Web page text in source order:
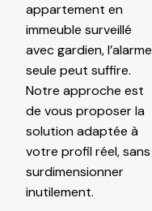
appartement en
immeuble surveillé
avec gardien, l’alarme
seule peut suffire.
Notre approche est
de vous proposer la
solution adaptée à
votre profil réel, sans
surdimensionner
inutilement.